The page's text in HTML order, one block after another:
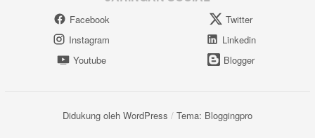
Facebook
Twitter
Instagram
Linkedin
Youtube
Blogger
Didukung oleh WordPress / Tema: Bloggingpro